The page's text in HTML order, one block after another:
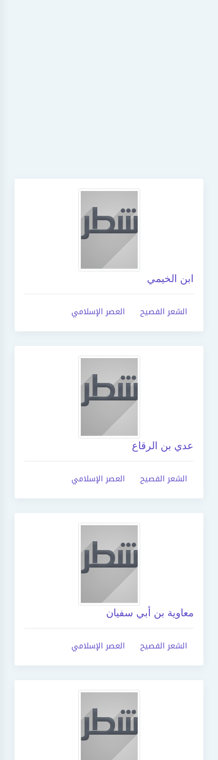
ابن الخيمي
الشعر الفصيح العصر الإسلامي
عدي بن الرقاع
الشعر الفصيح العصر الإسلامي
معاوية بن أبي سفيان
الشعر الفصيح العصر الإسلامي